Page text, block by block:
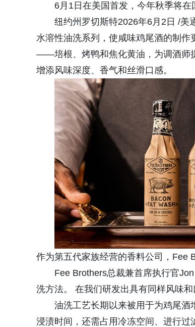
6月1日在美国首发，今年秋季将在
纽约州罗切斯特2026年6月2日 /美
水溶性油洗系列，使咸味鸡尾酒的制
——培根、烤鸭和焦化黄油，为调酒师
增添风味深度、香气和丝滑口感。
作为第五代家族经营的香料公司，Fee
Fee Brothers总裁兼首席执行官
洗方法。 在我们研发出具有同样风味
油洗工艺长期以来被用于为鸡尾
浸渍时间，还需占用冷冻空间、进行